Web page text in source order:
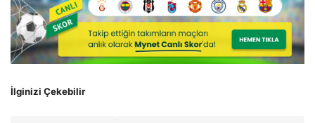
İlginizi Çekebilir